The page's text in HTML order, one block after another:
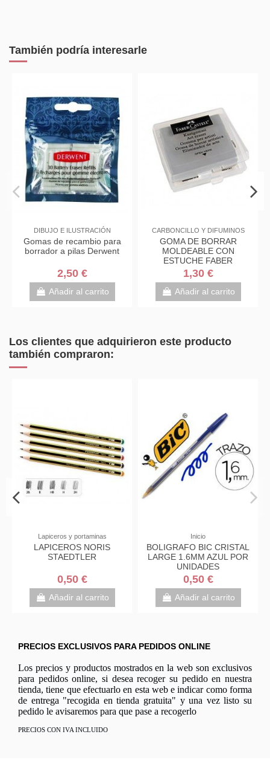
También podría interesarle
DIBUJO E ILUSTRACIÓN
Gomas de recambio para
borrador a pilas Derwent
2,50 €
Añadir al carrito
CARBONCILLO Y DIFUMINOS
GOMA DE BORRAR
MOLDEABLE CON
ESTUCHE FABER
CASTELL
1,30 €
Añadir al carrito
Los clientes que adquirieron este producto
también compraron:
Lapiceros y portaminas
LAPICEROS NORIS
STAEDTLER
0,50 €
Añadir al carrito
Inicio
BOLIGRAFO BIC CRISTAL
LARGE 1.6MM AZUL POR
UNIDADES
0,50 €
Añadir al carrito
PRECIOS EXCLUSIVOS PARA PEDIDOS ONLINE
Los precios y productos mostrados en la web son exclusivos
para pedidos online, si desea recoger su pedido en nuestra
tienda, tiene que efectuarlo en esta web e indicar como forma
de entrega "recogida en tienda gratuita" y una vez listo su
pedido le avisaremos para que pase a recogerlo
PRECIOS CON IVA INCLUIDO